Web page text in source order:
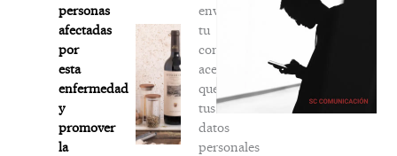
personas
afectadas
por
esta
enfermedad
y
promover
la
enviar
tu
comentario,
aceptas
que
tus
datos
personales